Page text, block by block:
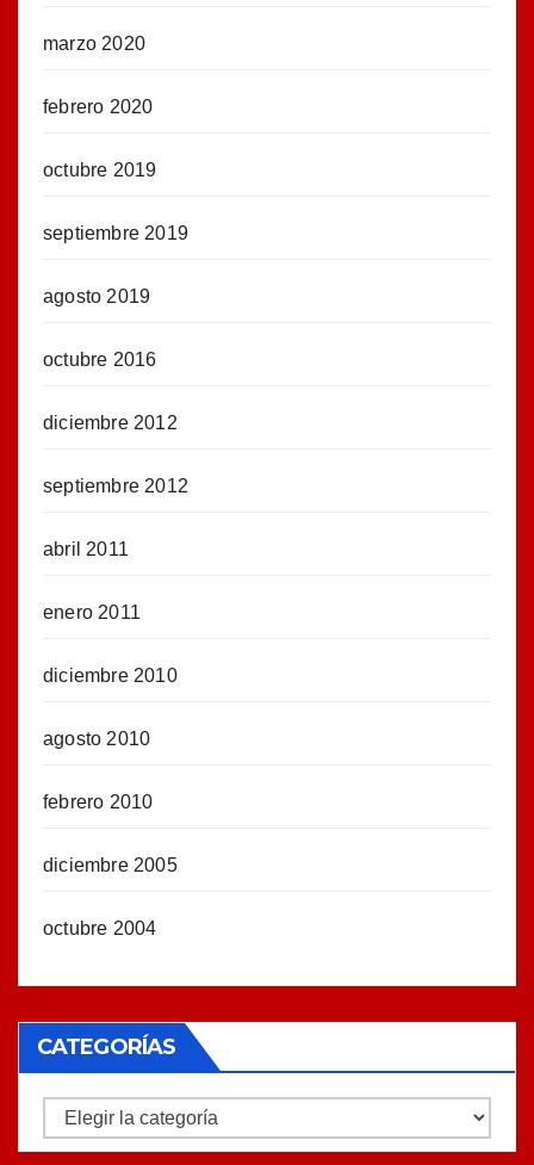
marzo 2020
febrero 2020
octubre 2019
septiembre 2019
agosto 2019
octubre 2016
diciembre 2012
septiembre 2012
abril 2011
enero 2011
diciembre 2010
agosto 2010
febrero 2010
diciembre 2005
octubre 2004
CATEGORÍAS
Categorías